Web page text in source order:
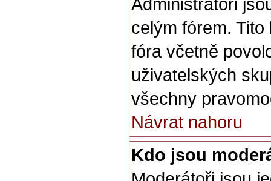
Administrátoři
celým fórem.
fóra včetně
uživatelských
všechny
Návrat nahoru
Kdo jsou